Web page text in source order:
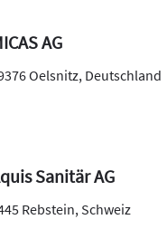
AG
Oelsnitz, Deutschland
Sanitär AG
Rebstein,Schweiz